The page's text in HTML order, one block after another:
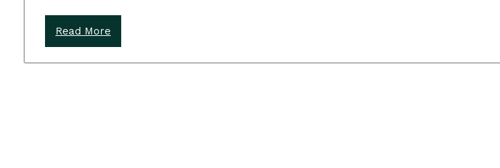
Read More